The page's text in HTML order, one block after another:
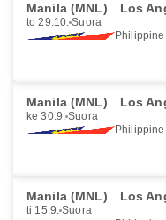
Manila (MNL) Los
to 29.10. Suora
Manila (MNL) Los
ke 30.9. Suora
Manila (MNL) Los
ti 15.9. Suora